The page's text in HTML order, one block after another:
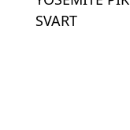
SVART